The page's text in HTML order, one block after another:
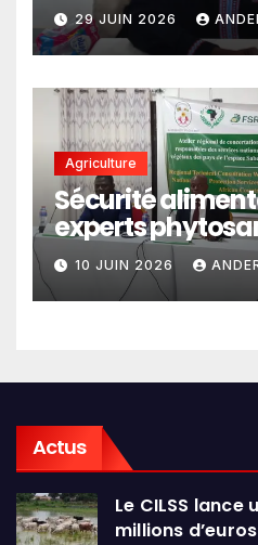
29 JUIN 2026
Agriculture
Sécurité
experts
Sahel et
en conclave à
10 JUIN 2026
Actus
Le CILSS
millions